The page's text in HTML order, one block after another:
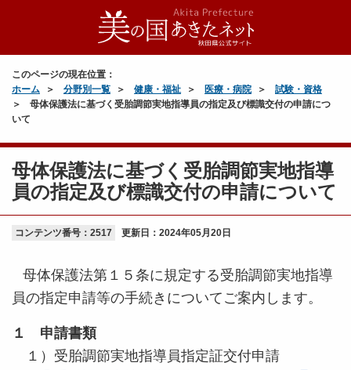
このページの現在位置：
ホーム
分野別一覧 健康・福祉 医療・病院
試験・資格
母体保護法に基づく受胎調節実地指導員の指定及び標識交付の申請につ
いて
母体保護法に基づく受胎調節実地指導
員の指定及び標識交付の申請について
コンテンツ番号：2517 更新日： 2024年05月20日
母体保護法第１５条に規定する受胎調節実地指導
員の指定申請等の手続きについてご案内します。
１ 申請書類
１）受胎調節実地指導員指定証交付申請